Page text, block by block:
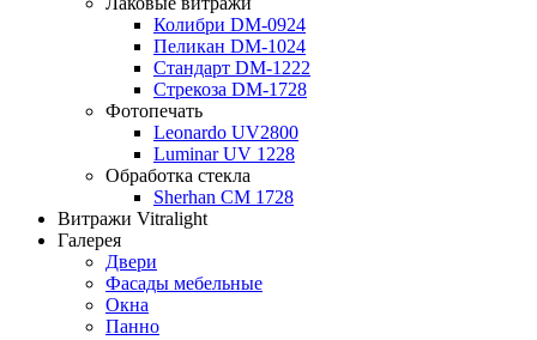
Колибри DM-0924
Пеликан DM-1024
Стандарт DM-1222
Стрекоза DM-1728
Фотопечать
Leonardo UV2800
Luminar UV 1228
Обработка стекла
Sherhan CM 1728
Витражи Vitralight
Галерея
Двери
Фасады мебельные
Окна
Панно